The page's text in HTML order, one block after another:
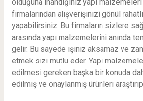
olduğuna inandığınız yapı
firmalarından alışverişinizi gönül
yapabilirsiniz. Bu firmaların sizlere
arasında yapı malzemelerini anında
gelir. Bu sayede işiniz aksamaz ve
etmek sizi mutlu eder. Yapı
edilmesi gereken başka bir konuda
edilmiş ve onaylanmış ürünleri araştırıp